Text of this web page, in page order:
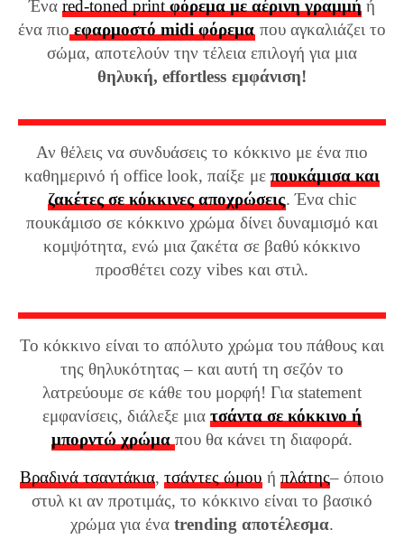
Ένα red-toned print φόρεμα με αέρινη γραμμή ή
ένα πιο εφαρμοστό midi φόρεμα που αγκαλιάζει το
σώμα, αποτελούν την τέλεια επιλογή για μια
θηλυκή, effortless εμφάνιση!
Αν θέλεις να συνδυάσεις το κόκκινο με ένα πιο
καθημερινό ή office look, παίξε με πουκάμισα και
ζακέτες σε κόκκινες αποχρώσεις. Ένα chic
πουκάμισο σε κόκκινο χρώμα δίνει δυναμισμό και
κομψότητα, ενώ μια ζακέτα σε βαθύ κόκκινο
προσθέτει cozy vibes και στιλ.
Το κόκκινο είναι το απόλυτο χρώμα του πάθους και
της θηλυκότητας – και αυτή τη σεζόν το
λατρεύουμε σε κάθε του μορφή! Για statement
εμφανίσεις, διάλεξε μια τσάντα σε κόκκινο ή
μπορντώ χρώμα που θα κάνει τη διαφορά.
Βραδινά τσαντάκια,τσάντες ώμου ή πλάτης– όποιο
στυλ κι αν προτιμάς, το κόκκινο είναι το βασικό
χρώμα για ένα trending αποτέλεσμα.